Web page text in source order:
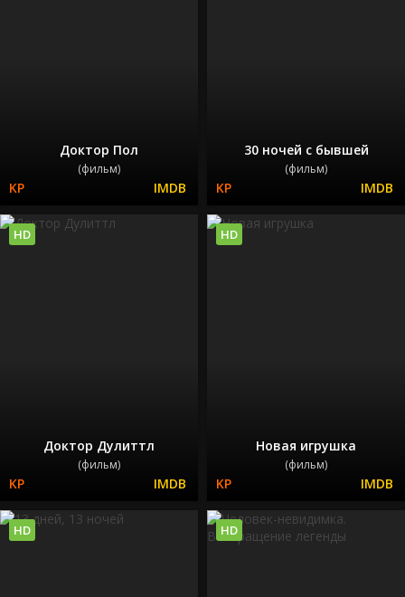
Доктор Пол
(фильм)
30 ночей с бывшей
(фильм)
Доктор Дулиттл
(фильм)
HD
Новая игрушка
(фильм)
HD
HD HD